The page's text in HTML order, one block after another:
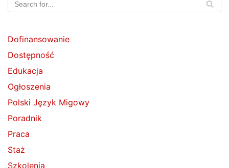
Dofinansowanie
Dostępność
Edukacja
Ogłoszenia
Polski Język Migowy
Poradnik
Praca
Staż
Szkolenia